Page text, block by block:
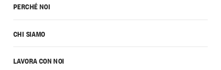
PERCHÉ NOI
CHI SIAMO
LAVORA CON NOI